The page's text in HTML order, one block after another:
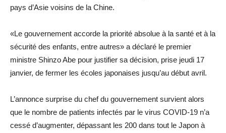
pays d’Asie voisins de la Chine.
«Le gouvernement accorde la priorité absolue à la santé et à la
sécurité des enfants, entre autres» a déclaré le premier
ministre Shinzo Abe pour justifier sa décision, prise jeudi 17
janvier, de fermer les écoles japonaises jusqu’au début avril.
L’annonce surprise du chef du gouvernement survient alors
que le nombre de patients infectés par le virus COVID-19 n’a
cessé d’augmenter, dépassant les 200 dans tout le Japon à